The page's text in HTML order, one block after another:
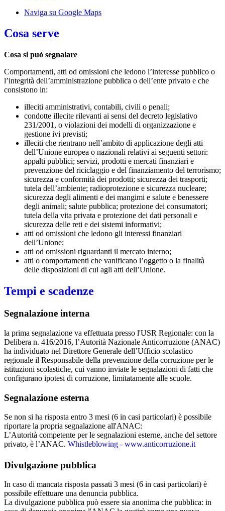
Naviga su Google Maps
Cosa serve
Cosa si può segnalare
Comportamenti, atti od omissioni che ledono l’interesse pubblico o
l’integrità dell’amministrazione pubblica o dell’ente privato e che
consistono in:
illeciti amministrativi, contabili, civili o penali;
condotte illecite rilevanti ai sensi del decreto legislativo
231/2001, o violazioni dei modelli di organizzazione e
gestione ivi previsti;
illeciti che rientrano nell’ambito di applicazione degli atti
dell’Unione europea o nazionali relativi ai seguenti settori:
appalti pubblici; servizi, prodotti e mercati finanziari e
prevenzione del riciclaggio e del finanziamento del terrorismo;
sicurezza e conformità dei prodotti; sicurezza dei trasporti;
tutela dell’ambiente; radioprotezione e sicurezza nucleare;
sicurezza degli alimenti e dei mangimi e salute e benessere
degli animali; salute pubblica; protezione dei consumatori;
tutela della vita privata e protezione dei dati personali e
sicurezza delle reti e dei sistemi informativi;
atti od omissioni che ledono gli interessi finanziari
dell’Unione;
atti od omissioni riguardanti il mercato interno;
atti o comportamenti che vanificano l’oggetto o la finalità
delle disposizioni di cui agli atti dell’Unione.
Tempi e scadenze
Segnalazione interna
la prima segnalazione va effettuata presso l'USR Regionale: con la
Delibera n. 416/2016, l’Autorità Nazionale Anticorruzione (ANAC)
ha individuato nel Direttore Generale dell’Ufficio scolastico
regionale il Responsabile della prevenzione della corruzione per le
istituzioni scolastiche, cui vanno inviate le segnalazioni di fatti che
configurano ipotesi di corruzione, limitatamente alle scuole.
Segnalazione esterna
Se non si ha risposta entro 3 mesi (6 in casi particolari) è possibile
riportare la propria segnalazione all'ANAC:
L’Autorità competente per le segnalazioni esterne, anche del settore
privato, è l’ANAC. Whistleblowing - www.anticorruzione.it
Divulgazione pubblica
In caso di mancata risposta passati 3 mesi (6 in casi particolari) è
possibile effettuare una denuncia pubblica.
La divulgazione pubblica può essere sia anonima che pubblica: in